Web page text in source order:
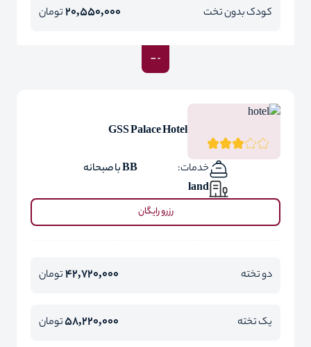
کودک بدون تخت 20,550,000تومان
GSS Palace Hotel
خدمات:
BB با صبحانه
land
رزرو رایگان
دو تخته 42,720,000تومان
یک تخته 58,220,000تومان